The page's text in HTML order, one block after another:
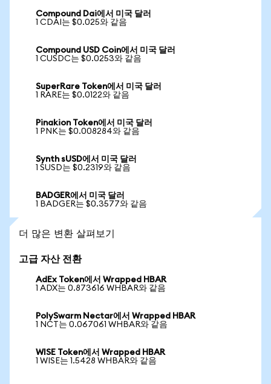
Compound Dai에서 미국 달러
1 CDAI는 $0.025와 같음
Compound USD Coin에서 미국 달러
1 CUSDC는 $0.0253와 같음
SuperRare Token에서 미국 달러
1 RARE는 $0.0122와 같음
Pinakion Token에서 미국 달러
1 PNK는 $0.008284와 같음
Synth sUSD에서 미국 달러
1 SUSD는 $0.2319와 같음
BADGER에서 미국 달러
1 BADGER는 $0.3577와 같음
더 많은 변환 살펴보기
고급 자산 전환
AdEx Token에서 Wrapped HBAR
1 ADX는 0.873616 WHBAR와 같음
PolySwarm Nectar에서 Wrapped HBAR
1 NCT는 0.067061 WHBAR와 같음
WISE Token에서 Wrapped HBAR
1 WISE는 1.5428 WHBAR와 같음